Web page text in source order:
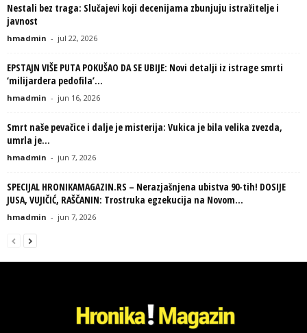
Nestali bez traga: Slučajevi koji decenijama zbunjuju istražitelje i
javnost
hmadmin - jul 22, 2026
EPSTAJN VIŠE PUTA POKUŠAO DA SE UBIJE: Novi detalji iz istrage smrti
‘milijardera pedofila’...
hmadmin - jun 16, 2026
Smrt naše pevačice i dalje je misterija: Vukica je bila velika zvezda,
umrla je...
hmadmin - jun 7, 2026
SPECIJAL HRONIKAMAGAZIN.RS – Nerazjašnjena ubistva 90-tih! DOSIJE
JUSA, VUJIČIĆ, RAŠČANIN: Trostruka egzekucija na Novom...
hmadmin - jun 7, 2026